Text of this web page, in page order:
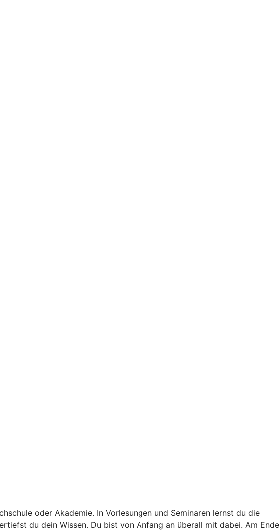
oder Akademie. In Vorlesungen und Seminaren lernst du die
du dein Wissen. Du bist von Anfang an überall mit dabei. Am Ende